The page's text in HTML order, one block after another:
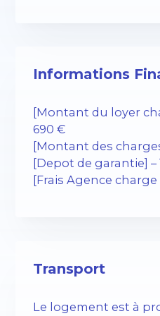
Informations
[Montant du loyer
690 €
[Montant des
[Depot de garantie] –
[Frais Agence
Transport
Le logement est à